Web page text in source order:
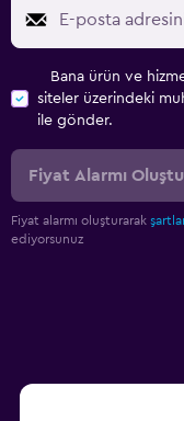
Bana ürün ve
siteler üzerindeki
ile gönder.
Fiyat Alarmı
Fiyat alarmı oluşturarak
ediyorsunuz